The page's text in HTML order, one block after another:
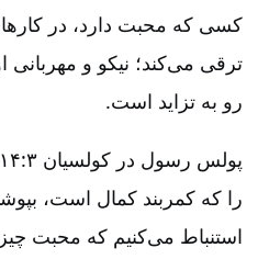
کسی که محبت دارد، در
ترقی می‌کند؛ نیکو و مهربانی
رو به تزاید است‌.
را که کمربند کمال است‌،
استنباط می‌کنیم که محبت